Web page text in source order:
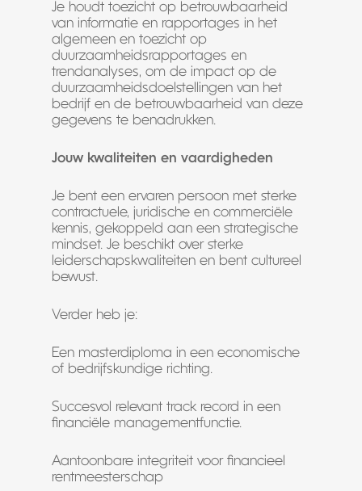
Je houdt toezicht op betrouwbaarheid
van informatie en rapportages in het
algemeen en toezicht op
duurzaamheidsrapportages en
trendanalyses, om de impact op de
duurzaamheidsdoelstellingen van het
bedrijf en de betrouwbaarheid van deze
gegevens te benadrukken.
Jouw kwaliteiten en vaardigheden
Je bent een ervaren persoon met sterke
contractuele, juridische en commerciële
kennis, gekoppeld aan een strategische
mindset. Je beschikt over sterke
leiderschapskwaliteiten en bent cultureel
bewust.
Verder heb je:
Een masterdiploma in een economische
of bedrijfskundige richting.
Succesvol relevant track record in een
financiële managementfunctie.
Aantoonbare integriteit voor financieel
rentmeesterschap